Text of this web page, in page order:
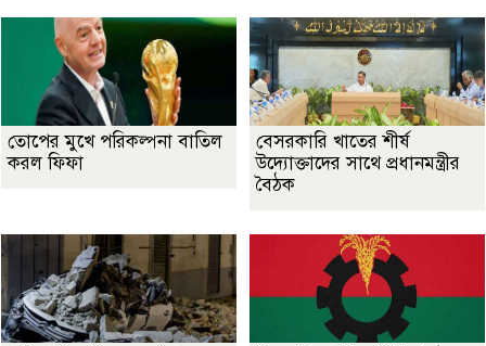
তোপের মুখে পরিকল্পনা বাতিল
করল ফিফা
বেসরকারি খাতের শীর্ষ
উদ্যোক্তাদের সাথে প্রধানমন্ত্রীর
বৈঠক